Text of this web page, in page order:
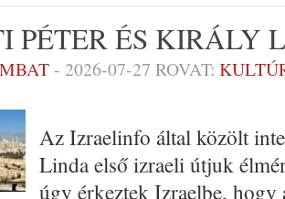
PÉTER ÉS KIRÁLY
- 2026-07-27 ROVAT:
Az Izraelinfo által közölt
Linda első izraeli útjuk
úgy érkeztek Izraelbe,